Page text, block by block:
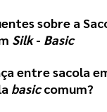
sobre a
Silk - Basic
entre sacola
basic comum?